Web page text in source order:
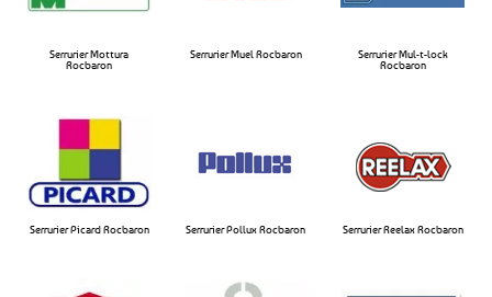
Serrurier Mottura
Rocbaron​
Serrurier Muel Rocbaron​
Serrurier Mul-t-lock
Rocbaron​
Serrurier Picard Rocbaron Serrurier Pollux Rocbaron​ Serrurier Reelax Rocbaron​